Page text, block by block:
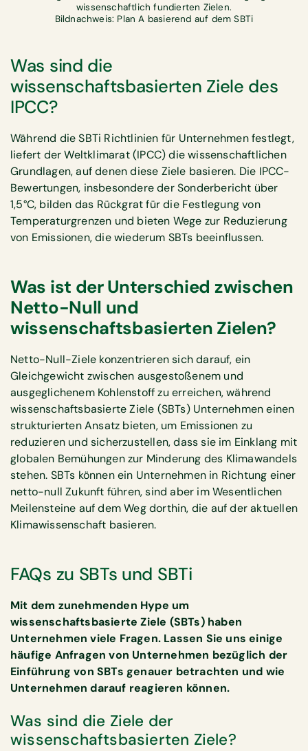
wissenschaftlich fundierten Zielen.
Bildnachweis: Plan A basierend auf dem SBTi
Was sind die
wissenschaftsbasierten Ziele des
IPCC?
Während die SBTi Richtlinien für Unternehmen festlegt,
liefert der Weltklimarat (IPCC) die wissenschaftlichen
Grundlagen, auf denen diese Ziele basieren. Die IPCC-
Bewertungen, insbesondere der Sonderbericht über
1,5°C, bilden das Rückgrat für die Festlegung von
Temperaturgrenzen und bieten Wege zur Reduzierung
von Emissionen, die wiederum SBTs beeinflussen.
Was ist der Unterschied zwischen
Netto-Null und
wissenschaftsbasierten Zielen?
Netto-Null-Ziele konzentrieren sich darauf, ein
Gleichgewicht zwischen ausgestoßenem und
ausgeglichenem Kohlenstoff zu erreichen, während
wissenschaftsbasierte Ziele (SBTs) Unternehmen einen
strukturierten Ansatz bieten, um Emissionen zu
reduzieren und sicherzustellen, dass sie im Einklang mit
globalen Bemühungen zur Minderung des Klimawandels
stehen. SBTs können ein Unternehmen in Richtung einer
netto-null Zukunft führen, sind aber im Wesentlichen
Meilensteine auf dem Weg dorthin, die auf der aktuellen
Klimawissenschaft basieren.
FAQs zu SBTs und SBTi
Mit dem zunehmenden Hype um
wissenschaftsbasierte Ziele (SBTs) haben
Unternehmen viele Fragen. Lassen Sie uns einige
häufige Anfragen von Unternehmen bezüglich der
Einführung von SBTs genauer betrachten und wie
Unternehmen darauf reagieren können.
Was sind die Ziele der
wissenschaftsbasierten Ziele?